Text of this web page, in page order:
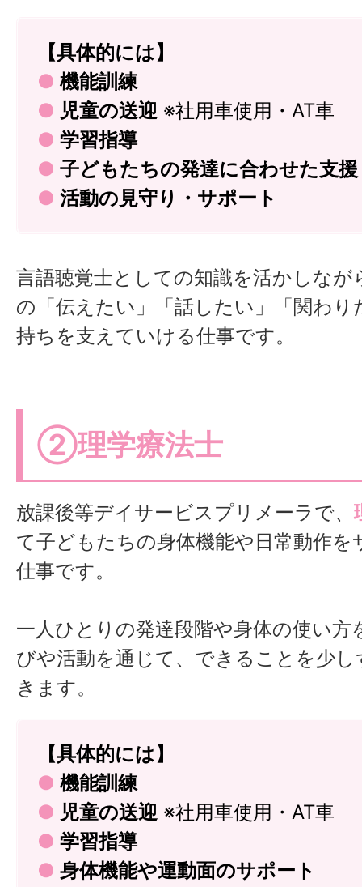
【具体的には】
● 機能訓練
● 児童の送迎※社用車使用・AT車
● 学習指導
● 子どもたちの発達に合わせた支援
● 活動の見守り・サポート
言語聴覚士としての知識を活かしなが
の「伝えたい」「話したい」「関わり
持ちを支えていける仕事です。
②理学療法士
放課後等デイサービスプリメーラで、
て子どもたちの身体機能や日常動作を
仕事です。
一人ひとりの発達段階や身体の使い方
びや活動を通じて、できることを少
きます。
【具体的には】
● 機能訓練
● 児童の送迎※社用車使用・AT車
● 学習指導
● 身体機能や運動面のサポート